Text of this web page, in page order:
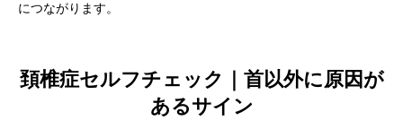
につながります。
頚椎症セルフチェック｜首以外に原因が
あるサイン